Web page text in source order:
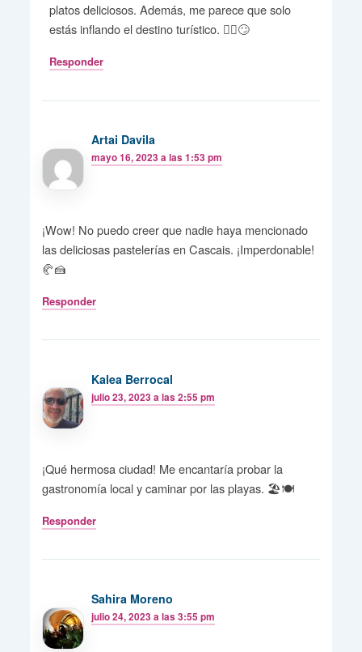
platos deliciosos. Además, me parece que solo
estás inflando el destino turístico. 🤷‍♀️🙄
Responder
Artai Davila
mayo 16, 2023 a las 1:53 pm
¡Wow! No puedo creer que nadie haya mencionado
las deliciosas pastelerías en Cascais. ¡Imperdonable!
🥐🍰
Responder
Kalea Berrocal
julio 23, 2023 a las 2:55 pm
¡Qué hermosa ciudad! Me encantaría probar la
gastronomía local y caminar por las playas. 🏖️🍽️
Responder
Sahira Moreno
julio 24, 2023 a las 3:55 pm